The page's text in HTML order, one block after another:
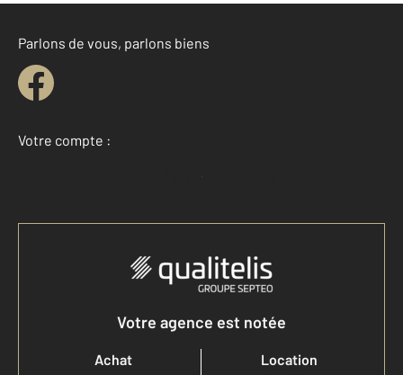
Parlons de vous, parlons biens
Votre compte :
Accéder à mon compte
Votre agence est notée
Achat
Location